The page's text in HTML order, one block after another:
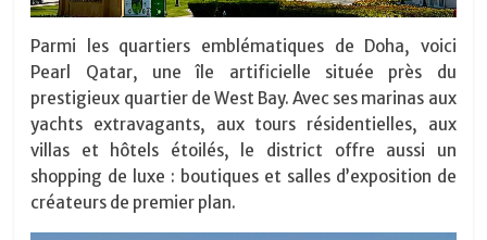
Parmi les quartiers emblématiques de Doha, voici
Pearl Qatar, une île artificielle située près du
prestigieux quartier de West Bay. Avec ses marinas aux
yachts extravagants, aux tours résidentielles, aux
villas et hôtels étoilés, le district offre aussi un
shopping de luxe : boutiques et salles d’exposition de
créateurs de premier plan.